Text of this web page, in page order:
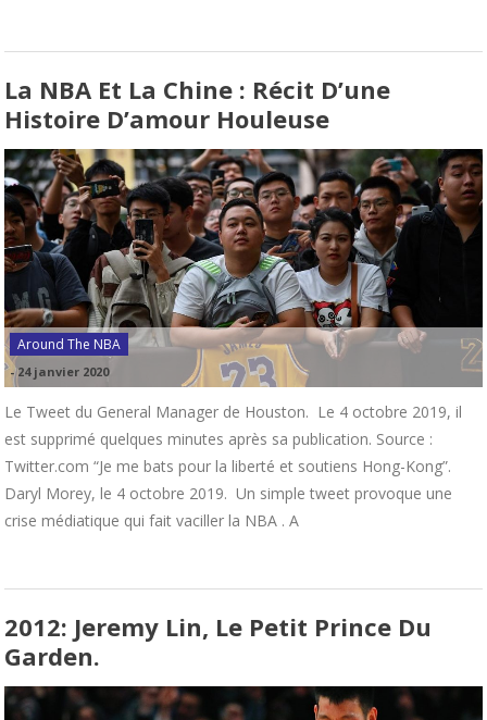
La NBA Et La Chine : Récit D’une
Histoire D’amour Houleuse
Around The NBA
-24 janvier 2020
Le Tweet du General Manager de Houston. Le 4 octobre 2019, il
est supprimé quelques minutes après sa publication. Source :
Twitter.com “Je me bats pour la liberté et soutiens Hong-Kong”.
Daryl Morey, le 4 octobre 2019. Un simple tweet provoque une
crise médiatique qui fait vaciller la NBA . A
2012: Jeremy Lin, Le Petit Prince Du
Garden.